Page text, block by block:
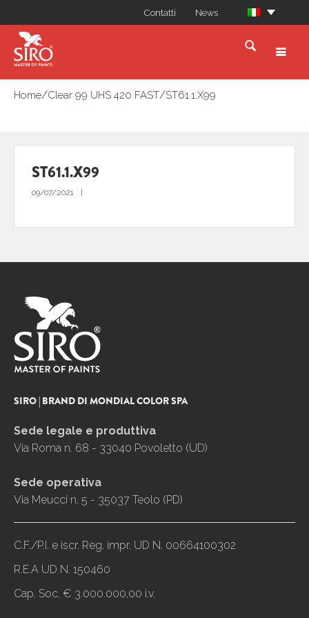
Contatti News
Home/Clear 99 UHS 420 FAST/ST61.1.X99
ST61.1.X99
09/07/2021
SIRO | BRAND DI MONDIAL COLOR SPA
Sede legale e produttiva
Via Roma n. 68 - 33040 Povoletto (UD)
Sede operativa
Via Meucci n. 5 - 35037 Teolo (PD)
C.F./P.I. e iscr. Reg. impr. UD N. 00664100302
R.E.A UD N. 150460
Cap. Soc. € 3.000.000,00 i.v.